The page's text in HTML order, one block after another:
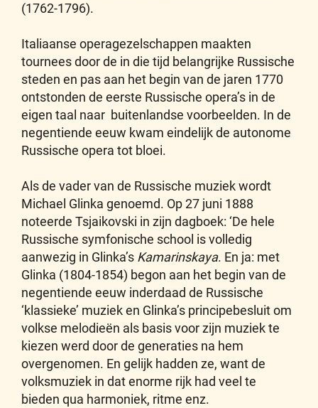
(1762-1796).
Italiaanse operagezelschappen maakten
tournees door de in die tijd belangrijke Russische
steden en pas aan het begin van de jaren 1770
ontstonden de eerste Russische opera’s in de
eigen taal naar buitenlandse voorbeelden. In de
negentiende eeuw kwam eindelijk de autonome
Russische opera tot bloei.
Als de vader van de Russische muziek wordt
Michael Glinka genoemd. Op 27 juni 1888
noteerde Tsjaikovski in zijn dagboek: ‘De hele
Russische symfonische school is volledig
aanwezig in Glinka’s Kamarinskaya. En ja: met
Glinka (1804-1854) begon aan het begin van de
negentiende eeuw inderdaad de Russische
‘klassieke’ muziek en Glinka’s principebesluit om
volkse melodieën als basis voor zijn muziek te
kiezen werd door de generaties na hem
overgenomen. En gelijk hadden ze, want de
volksmuziek in dat enorme rijk had veel te
bieden qua harmoniek, ritme enz.